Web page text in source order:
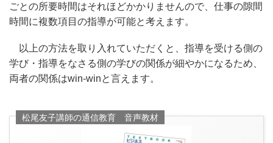
ごとの所要時間はそれほどかかりませんので、仕事の隙間
時間に複数項目の指導が可能と考えます。
以上の方法を取り入れていただくと、指導を受ける側の
学び・指導をなさる側の学びの関係が細やかになるため、
両者の関係はwin-winと言えます。
松尾友子講師の通信教育 音声教材